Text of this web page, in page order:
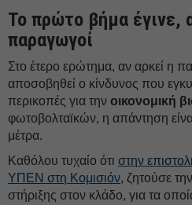
Το πρώτο βήμα έγινε,
παραγωγοί
Στο έτερο ερώτημα, αν αρκεί η
αποσοβηθεί ο κίνδυνος που
περικοπές για την οικονομική
φωτοβολταϊκών, η απάντηση
μέτρα.
Καθόλου τυχαίο ότι στην
ΥΠΕΝ στη Κομισιόν, ζητούσε
στήριξης στον κλάδο, για τα